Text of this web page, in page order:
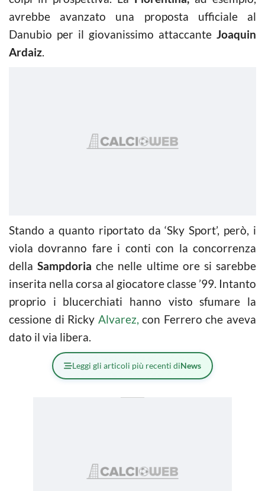
avrebbe avanzato una proposta ufficiale al
Danubio per il giovanissimo attaccante Joaquin
Ardaiz.
Stando a quanto riportato da ‘Sky Sport’, però, i
viola dovranno fare i conti con la concorrenza
dellaSampdoria che nelle ultime ore si sarebbe
inserita nella corsa al giocatore classe ’99. Intanto
proprio i blucerchiati hanno visto sfumare la
cessione di Ricky Alvarez, con Ferrero che aveva
dato il via libera.
Leggi gli articoli più recenti diNews